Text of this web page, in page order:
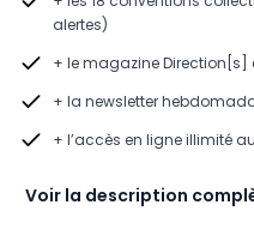
alertes)
+ le magazine Direction[s]
+ la newsletter
+ l’accès en ligne illimité
Voir la description